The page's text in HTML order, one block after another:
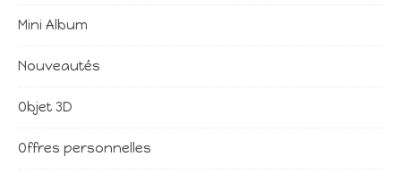
Mini Album
Nouveautés
Objet 3D
Offres personnelles